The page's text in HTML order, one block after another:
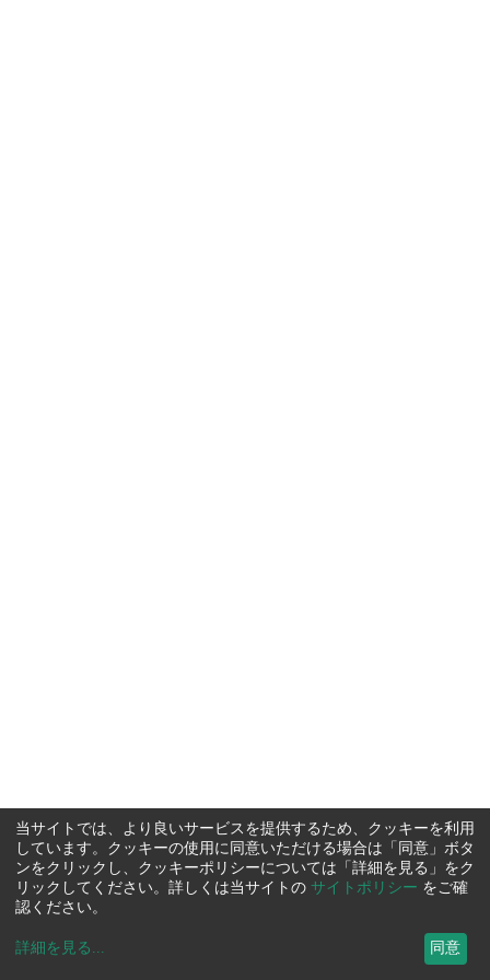
当サイトでは、より良いサービスを提供するため、クッキーを利用
しています。クッキーの使用に同意いただける場合は「同意」ボタ
ンをクリックし、クッキーポリシーについては「詳細を見る」をク
リックしてください。詳しくは当サイトの サイトポリシー をご確
認ください。
詳細を見る ... 同意